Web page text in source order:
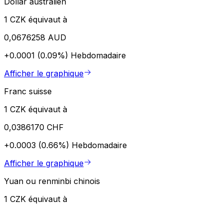
1 CZK équivaut à
0,0676258 AUD
+0.0001 (0.09%) Hebdomadaire
Afficher le graphique
Franc suisse
1 CZK équivaut à
0,0386170 CHF
+0.0003 (0.66%) Hebdomadaire
Afficher le graphique
Yuan ou renminbi chinois
1 CZK équivaut à